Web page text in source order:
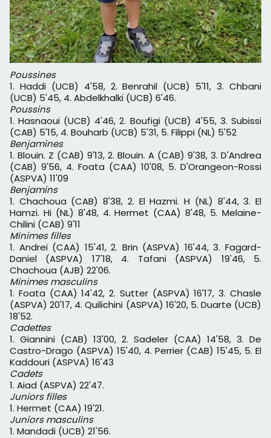
Poussines
1. Haddi (UCB) 4'58, 2. Benrahil (UCB) 5'11, 3. Chbani
(UCB) 5'45, 4. Abdelkhalki (UCB) 6'46.
Poussins
1. Hasnaoui (UCB) 4'46, 2. Boufigi (UCB) 4'55, 3. Subissi
(CAB) 5'15, 4. Bouharb (UCB) 5'31, 5. Filippi (NL) 5'52
Benjamines
1. Blouin. Z (CAB) 9'13, 2. Blouin. A (CAB) 9'38, 3. D'Andrea
(CAB) 9'56, 4. Foata (CAA) 10'08, 5. D'Orangeon-Rossi
(ASPVA) 11'09
Benjamins
1. Chachoua (CAB) 8'38, 2. El Hazmi. H (NL) 8'44, 3. El
Hamzi. Hi (NL) 8'48, 4. Hermet (CAA) 8'48, 5. Melaine-
Chilini (CAB) 9'11
Minimes filles
1. Andrei (CAA) 15'41, 2. Brin (ASPVA) 16'44, 3. Fagard-
Daniel (ASPVA) 17'18, 4. Tafani (ASPVA) 19'46, 5.
Chachoua (AJB) 22'06.
Minimes masculins
1. Foata (CAA) 14'42, 2. Sutter (ASPVA) 16'17, 3. Chasle
(ASPVA) 20'17, 4. Quilichini (ASPVA) 16'20, 5. Duarte (UCB)
18'52.
Cadettes
1. Giannini (CAB) 13'00, 2. Sadeler (CAA) 14'58, 3. De
Castro-Drago (ASPVA) 15'40, 4. Perrier (CAB) 15'45, 5. El
Kaddouri (ASPVA) 16'43
Cadets
1. Aiad (ASPVA) 22'47.
Juniors filles
1. Hermet (CAA) 19'21.
Juniors masculins
1. Mandadi (UCB) 21'56.